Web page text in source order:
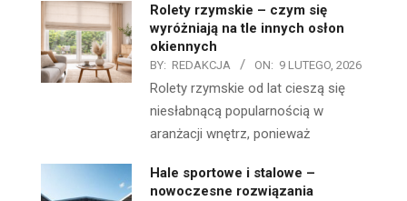
Rolety rzymskie – czym się
wyróżniają na tle innych osłon
okiennych
BY: REDAKCJA ON: 9 LUTEGO, 2026
Rolety rzymskie od lat cieszą się
niesłabnącą popularnością w
aranżacji wnętrz, ponieważ
Hale sportowe i stalowe –
nowoczesne rozwiązania